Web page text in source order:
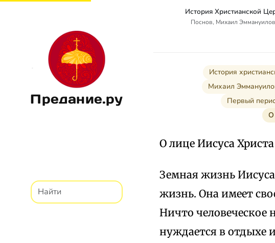
Предание.ру
История Христианской
Поснов, Михаил
История
Михаил
Первый
О
О лице Иисуса
Земная жизнь Иисуса
жизнь. Она имеет
Ничто человеческое
нуждается в отдыхе